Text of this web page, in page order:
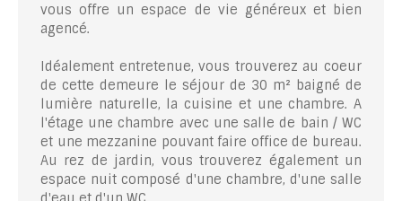
vous offre un espace de vie généreux et bien
agencé.
Idéalement entretenue, vous trouverez au coeur
de cette demeure le séjour de 30 m² baigné de
lumière naturelle, la cuisine et une chambre. A
l'étage une chambre avec une salle de bain / WC
et une mezzanine pouvant faire office de bureau.
Au rez de jardin, vous trouverez également un
espace nuit composé d'une chambre, d'une salle